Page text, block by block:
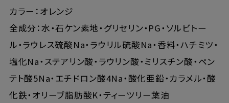
カラー：オレンジ
全成分：水・石ケン素地・グリセリン・PG・ソルビトー
ル・ラウレス硫酸Na・ラウリル硫酸Na・香料・ハチミツ・
塩化Na・ステアリン酸・ラウリン酸・ミリスチン酸・ペン
テト酸5Na・エチドロン酸4Na・酸化亜鉛・カラメル・酸
化鉄・オリーブ脂肪酸K・ティーツリー葉油